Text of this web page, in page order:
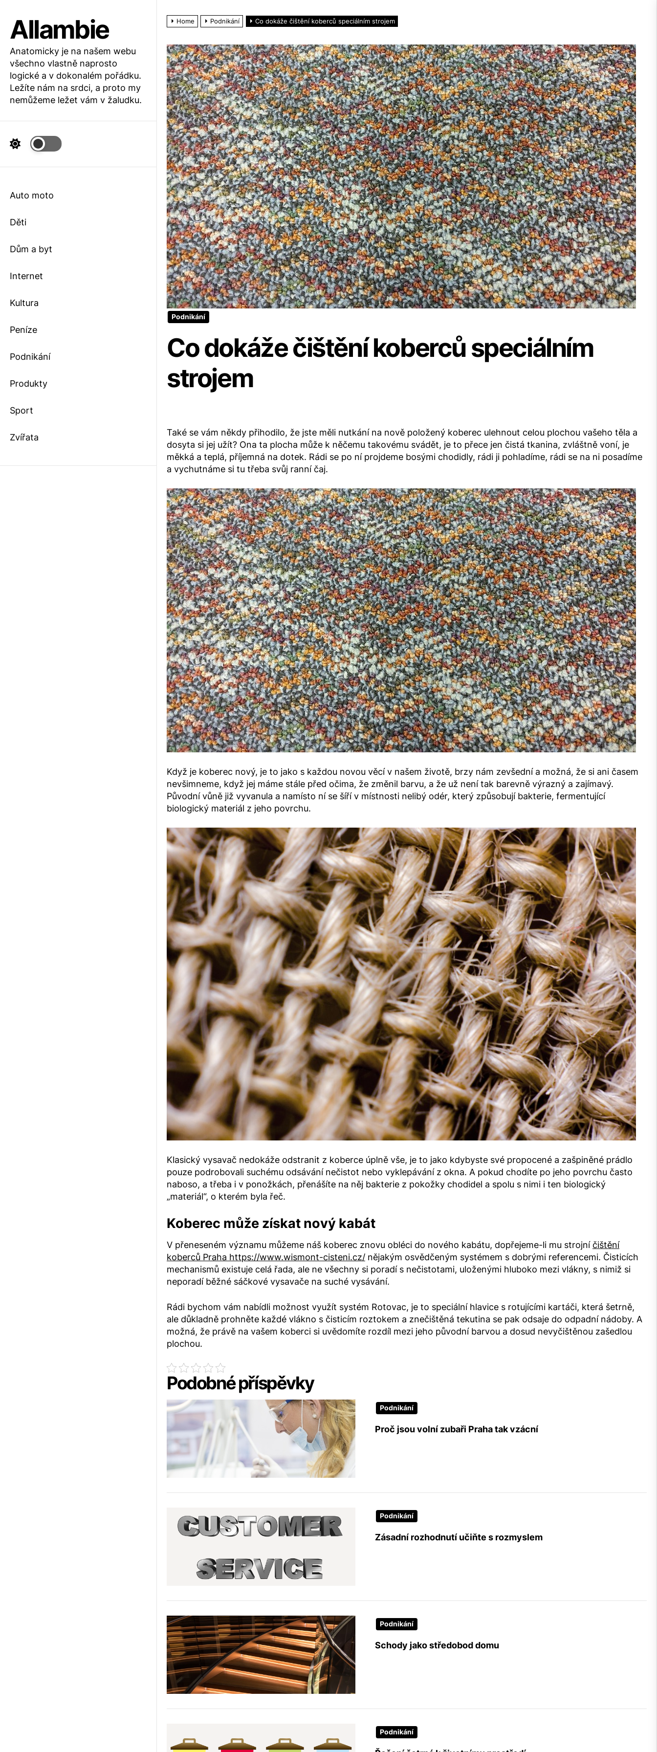
content
Allambie
Anatomicky je na našem webu
všechno vlastně naprosto
logické a v dokonalém pořádku.
Ležíte nám na srdci, a proto my
nemůžeme ležet vám v žaludku.
Auto moto
Děti
Dům a byt
Internet
Kultura
Peníze
Podnikání
Produkty
Sport
Zvířata
Home Podnikání Co dokáže čištění koberců speciálním strojem
Podnikání
Co dokáže čištění koberců speciálním
strojem
Také se vám někdy přihodilo, že jste měli nutkání na nově položený koberec ulehnout celou plochou vašeho těla a
dosyta si jej užít? Ona ta plocha může k něčemu takovému svádět, je to přece jen čistá tkanina, zvláštně voní, je
měkká a teplá, příjemná na dotek. Rádi se po ní projdeme bosými chodidly, rádi ji pohladíme, rádi se na ni posadíme
a vychutnáme si tu třeba svůj ranní čaj.
Když je koberec nový, je to jako s každou novou věcí v našem životě, brzy nám zevšední a možná, že si ani časem
nevšimneme, když jej máme stále před očima, že změnil barvu, a že už není tak barevně výrazný a zajímavý.
Původní vůně již vyvanula a namísto ní se šíří v místnosti nelibý odér, který způsobují bakterie, fermentující
biologický materiál z jeho povrchu.
Klasický vysavač nedokáže odstranit z koberce úplně vše, je to jako kdybyste své propocené a zašpiněné prádlo
pouze podrobovali suchému odsávání nečistot nebo vyklepávání z okna. A pokud chodíte po jeho povrchu často
naboso, a třeba i v ponožkách, přenášíte na něj bakterie z pokožky chodidel a spolu s nimi i ten biologický
„materiál“, o kterém byla řeč.
Koberec může získat nový kabát
V přeneseném významu můžeme náš koberec znovu obléci do nového kabátu, dopřejeme-li mu strojní čištění
koberců Praha https://www.wismont-cisteni.cz/ nějakým osvědčeným systémem s dobrými referencemi. Čisticích
mechanismů existuje celá řada, ale ne všechny si poradí s nečistotami, uloženými hluboko mezi vlákny, s nimiž si
neporadí běžné sáčkové vysavače na suché vysávání.
Rádi bychom vám nabídli možnost využít systém Rotovac, je to speciální hlavice s rotujícími kartáči, která šetrně,
ale důkladně prohněte každé vlákno s čisticím roztokem a znečištěná tekutina se pak odsaje do odpadní nádoby. A
možná, že právě na vašem koberci si uvědomíte rozdíl mezi jeho původní barvou a dosud nevyčištěnou zašedlou
plochou.
Podobné příspěvky
Podnikání
Proč jsou volní zubaři Praha tak vzácní
Podnikání
Zásadní rozhodnutí učiňte s rozmyslem
Podnikání
Schody jako středobod domu
Podnikání